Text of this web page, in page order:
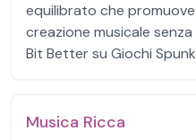
equilibrato che
creazione musicale
Bit Better su Giochi
Musica Ricca